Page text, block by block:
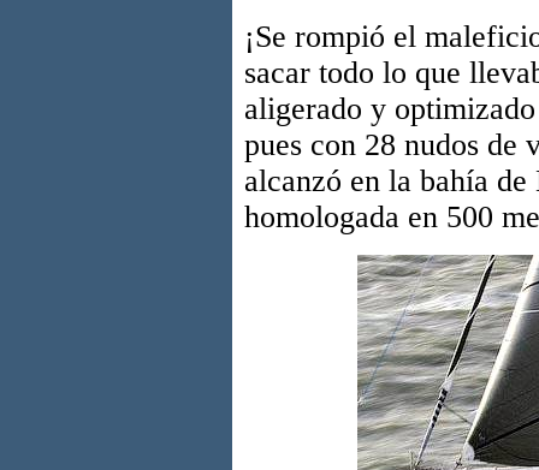
¡Se rompió el
sacar todo lo que
aligerado y
pues con 28 nudos de
alcanzó en la bahía
homologada en 500